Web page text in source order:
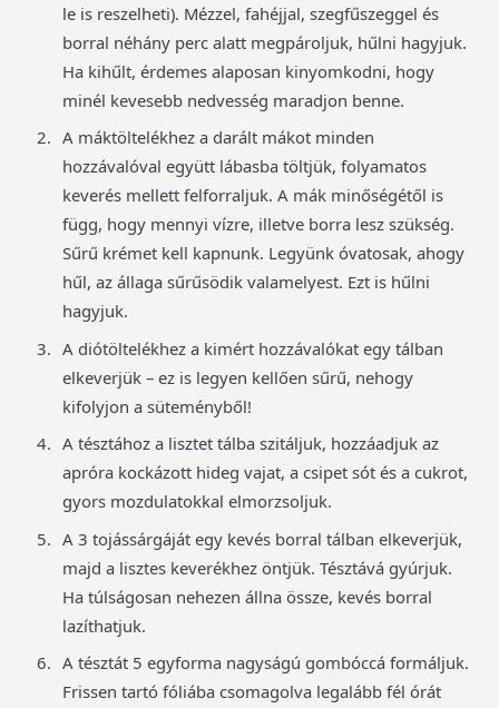
le is reszelheti). Mézzel, fahéjjal, szegfűszeggel és
borral néhány perc alatt megpároljuk, hűlni hagyjuk.
Ha kihűlt, érdemes alaposan kinyomkodni, hogy
minél kevesebb nedvesség maradjon benne.
A máktöltelékhez a darált mákot minden
hozzávalóval együtt lábasba töltjük, folyamatos
keverés mellett felforraljuk. A mák minőségétől is
függ, hogy mennyi vízre, illetve borra lesz szükség.
Sűrű krémet kell kapnunk. Legyünk óvatosak, ahogy
hűl, az állaga sűrűsödik valamelyest. Ezt is hűlni
hagyjuk.
A diótöltelékhez a kimért hozzávalókat egy tálban
elkeverjük – ez is legyen kellően sűrű, nehogy
kifolyjon a süteményből!
A tésztához a lisztet tálba szitáljuk, hozzáadjuk az
apróra kockázott hideg vajat, a csipet sót és a cukrot,
gyors mozdulatokkal elmorzsoljuk.
A 3 tojássárgáját egy kevés borral tálban elkeverjük,
majd a lisztes keverékhez öntjük. Tésztává gyúrjuk.
Ha túlságosan nehezen állna össze, kevés borral
lazíthatjuk.
A tésztát 5 egyforma nagyságú gombóccá formáljuk.
Frissen tartó fóliába csomagolva legalább fél órát